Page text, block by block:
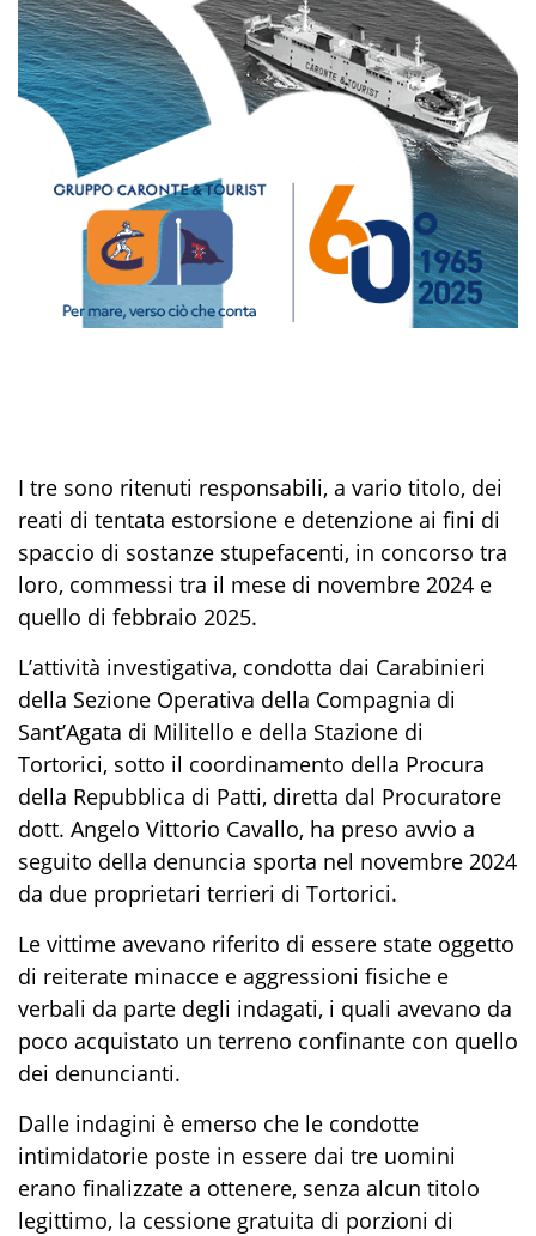
I tre sono ritenuti responsabili, a vario titolo, dei
reati di tentata estorsione e detenzione ai fini di
spaccio di sostanze stupefacenti, in concorso tra
loro, commessi tra il mese di novembre 2024 e
quello di febbraio 2025.
L’attività investigativa, condotta dai Carabinieri
della Sezione Operativa della Compagnia di
Sant’Agata di Militello e della Stazione di
Tortorici, sotto il coordinamento della Procura
della Repubblica di Patti, diretta dal Procuratore
dott. Angelo Vittorio Cavallo, ha preso avvio a
seguito della denuncia sporta nel novembre 2024
da due proprietari terrieri di Tortorici.
Le vittime avevano riferito di essere state oggetto
di reiterate minacce e aggressioni fisiche e
verbali da parte degli indagati, i quali avevano da
poco acquistato un terreno confinante con quello
dei denuncianti.
Dalle indagini è emerso che le condotte
intimidatorie poste in essere dai tre uomini
erano finalizzate a ottenere, senza alcun titolo
legittimo, la cessione gratuita di porzioni di